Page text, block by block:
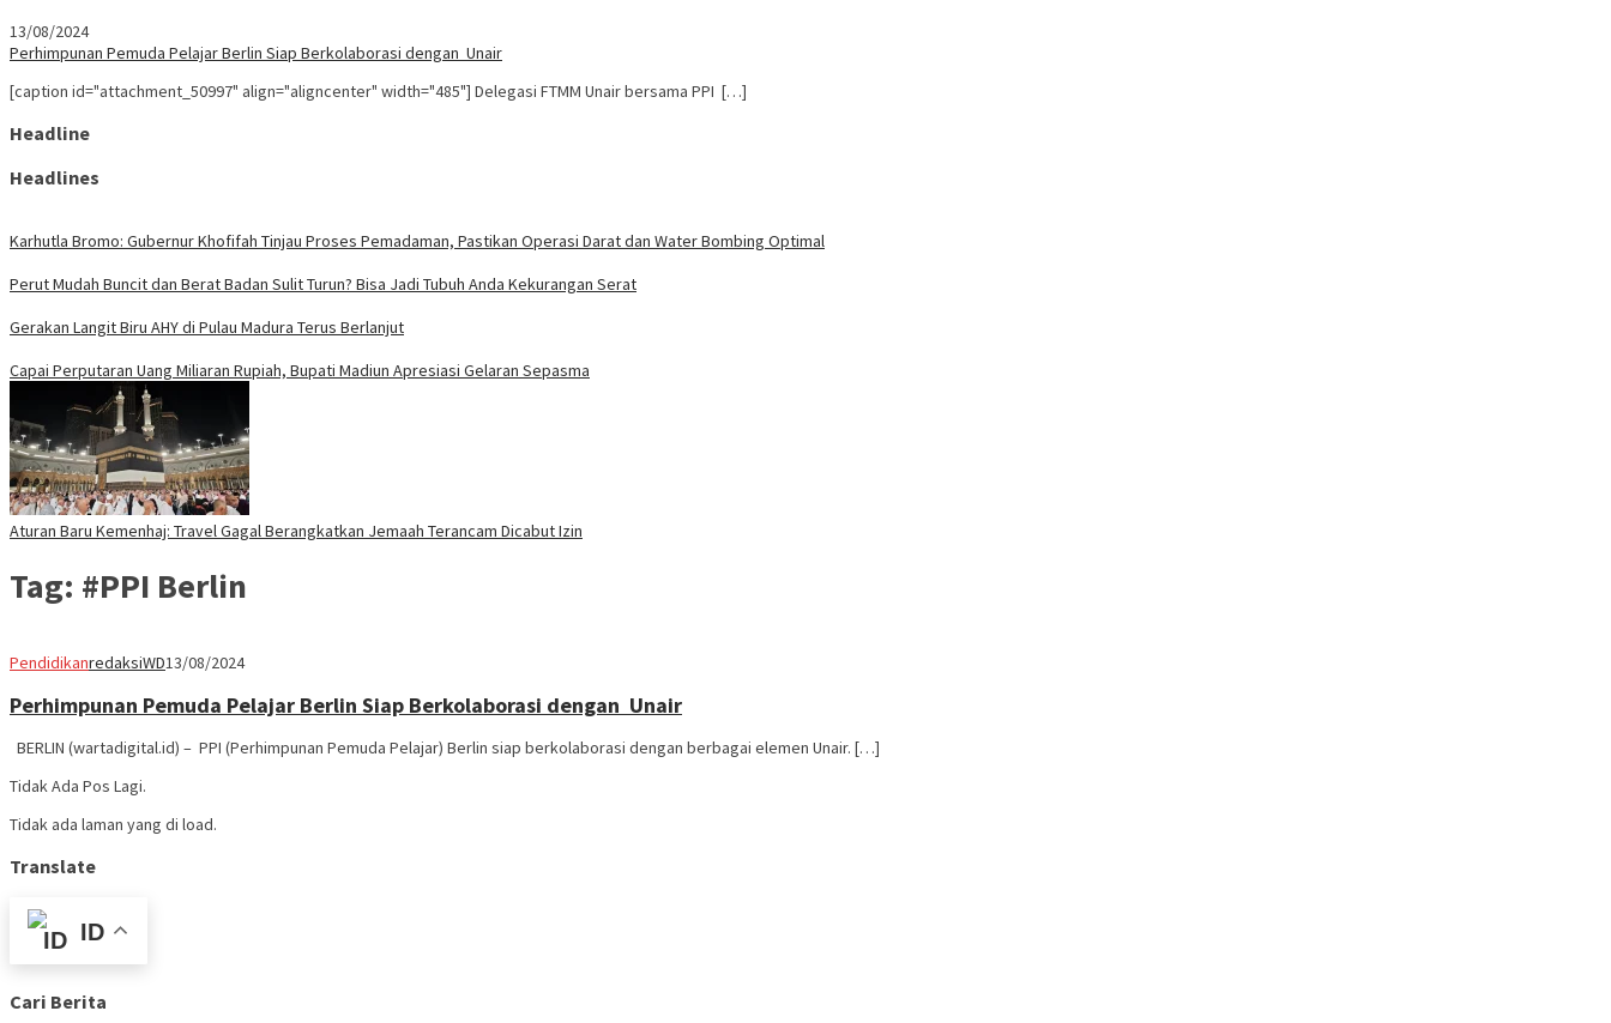
13/08/2024
Perhimpunan Pemuda Pelajar Berlin Siap Berkolaborasi dengan Unair
[caption id="attachment_50997" align="aligncenter" width="485"] Delegasi FTMM Unair bersama PPI […]
Headline
Headlines
Karhutla Bromo: Gubernur Khofifah Tinjau Proses Pemadaman, Pastikan Operasi Darat dan Water Bombing Optimal
Perut Mudah Buncit dan Berat Badan Sulit Turun? Bisa Jadi Tubuh Anda Kekurangan Serat
Gerakan Langit Biru AHY di Pulau Madura Terus Berlanjut
Capai Perputaran Uang Miliaran Rupiah, Bupati Madiun Apresiasi Gelaran Sepasma
Aturan Baru Kemenhaj: Travel Gagal Berangkatkan Jemaah Terancam Dicabut Izin
Tag: #PPI Berlin
PendidikanredaksiWD13/08/2024
Perhimpunan Pemuda Pelajar Berlin Siap Berkolaborasi dengan Unair
BERLIN (wartadigital.id) – PPI (Perhimpunan Pemuda Pelajar) Berlin siap berkolaborasi dengan berbagai elemen Unair. […]
Tidak Ada Pos Lagi.
Tidak ada laman yang di load.
Translate
ID
Cari Berita